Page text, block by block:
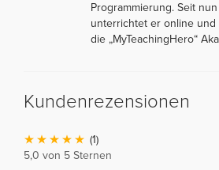
Programmierung. Seit
unterrichtet er online
die „MyTeachingHero“
Kundenrezensionen
(1)
5,0 von 5 Sternen